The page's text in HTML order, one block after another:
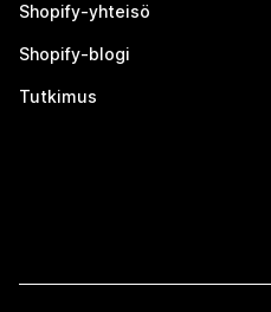
Shopify-yhteisö
Shopify-blogi
Tutkimus